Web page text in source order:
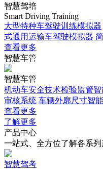
智慧驾培
Smart Driving Training
大型特种车驾驶训练模拟器
式通用运输车驾驶模拟器
查看更多
智慧车管
智慧车管
机动车安全技术检验监管
审核系统 车辆外廓尺寸智
查看更多
了解更多
产品中心
一站式、全方位了解各系
智慧驾考